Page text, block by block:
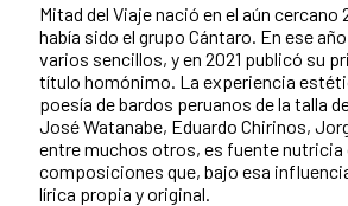
Mitad del Viaje nació en el aún cercano
había sido el grupo Cántaro. En ese
varios sencillos, y en 2021 publicó su
título homónimo. La experiencia
poesía de bardos peruanos de la talla
José Watanabe, Eduardo Chirinos,
entre muchos otros, es fuente nutricia
composiciones que, bajo esa
lírica propia y original.